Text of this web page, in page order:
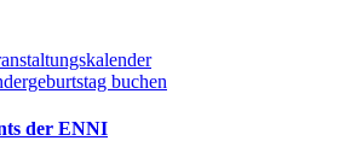
buchen
der ENNI